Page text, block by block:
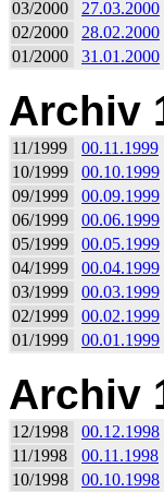
03/2000 27.03.2000
02/2000
28.02.2000
01/2000
31.01.2000
Archiv
11/1999
00.11.1999
10/1999
00.10.1999
09/1999
00.09.1999
06/1999
00.06.1999
05/1999
00.05.1999
04/1999
00.04.1999
03/1999
00.03.1999
02/1999
00.02.1999
01/1999
00.01.1999
Archiv
12/1998
00.12.1998
11/1998
00.11.1998
10/1998
00.10.1998